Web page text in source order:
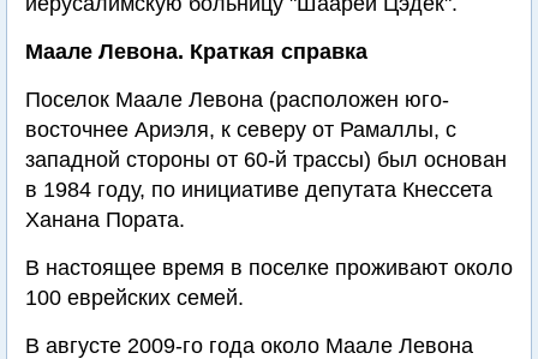
Маале Левона. Краткая справка
Поселок Маале Левона (расположен юго-
восточнее Ариэля, к северу от Рамаллы, с
западной стороны от 60-й трассы) был основан
в 1984 году, по инициативе депутата Кнессета
Ханана Пората.
В настоящее время в поселке проживают около
100 еврейских семей.
В августе 2009-го года около Маале Левона